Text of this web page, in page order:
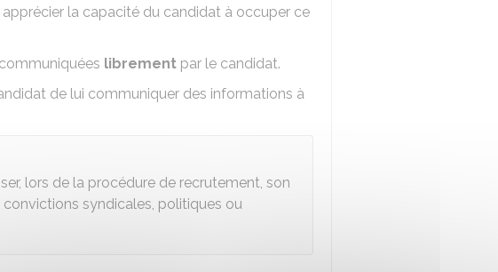
la capacité du candidat à occuper ce
librement par le candidat.
de lui communiquer des informations à
lors de la procédure de recrutement, son
syndicales, politiques ou